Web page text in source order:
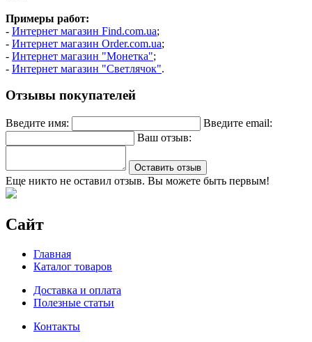
Примеры работ:
- Интернет магазин Find.com.ua;
- Интернет магазин Order.com.ua;
- Интернет магазин "Монетка";
- Интернет магазин "Светлячок".
Отзывы покупателей
Введите имя:
Введите email:
Ваш отзыв:
Оставить отзыв
Еще никто не оставил отзыв. Вы можете быть первым!
Сайт
Главная
Каталог товаров
Доставка и оплата
Полезные статьи
Контакты